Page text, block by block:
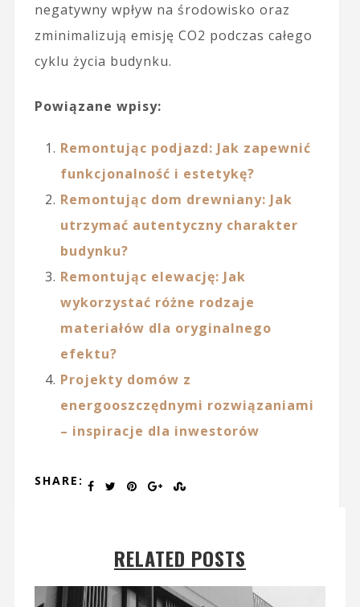
negatywny wpływ na środowisko oraz
zminimalizują emisję CO2 podczas całego
cyklu życia budynku.
Powiązane wpisy:
Remontując podjazd: Jak zapewnić
funkcjonalność i estetykę?
Remontując dom drewniany: Jak
utrzymać autentyczny charakter
budynku?
Remontując elewację: Jak
wykorzystać różne rodzaje
materiałów dla oryginalnego
efektu?
Projekty domów z
energooszczędnymi rozwiązaniami
– inspiracje dla inwestorów
SHARE:
RELATED POSTS